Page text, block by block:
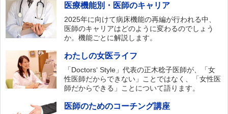
医療機能別・医師のキャリア
2025年に向けて病床機能の再編が行われる中、
医師のキャリアはどのように変わるのでしょう
か。機能ごとに解説します。
わたしの女医ライフ
「Doctors‘ Style」代表の正木稔子医師が、「女
性医師だからできない」ことではなく、「女性医
師だからできる」ことについて語ります。
医師のためのコーチング講座